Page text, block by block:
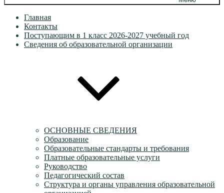
Главная
Контакты
Поступающим в 1 класс 2026-2027 учебный год
Сведения об образовательной организации
ОСНОВНЫЕ СВЕДЕНИЯ
Образование
Образовательные стандарты и требования
Платные образовательные услуги
Руководство
Педагогический состав
Структура и органы управления образовательной